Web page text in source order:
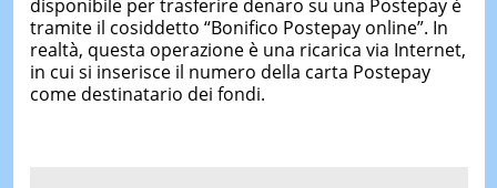
disponibile per trasferire denaro su una Postepay è
tramite il cosiddetto “Bonifico Postepay online”. In
realtà, questa operazione è una ricarica via Internet,
in cui si inserisce il numero della carta Postepay
come destinatario dei fondi.